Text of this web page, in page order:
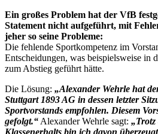
Ein großes Problem hat der VfB
Statement nicht aufgeführt, mit
jeher so seine Probleme:
Die fehlende Sportkompetenz im
Entscheidungen, was beispielsweise in
zum Abstieg geführt hätte.
Die Lösung: „Alexander Wehrle hat
Stuttgart 1893 AG in dessen letzter
Sportvorstands empfohlen. Diesem
gefolgt.“ Alexander Wehrle sagt: „Trotz
Klassenerhalts bin ich davon